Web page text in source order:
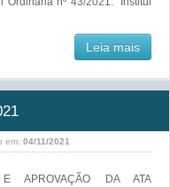
Leia mais
em: 04/11/2021
E APROVAÇÃO DA ATA